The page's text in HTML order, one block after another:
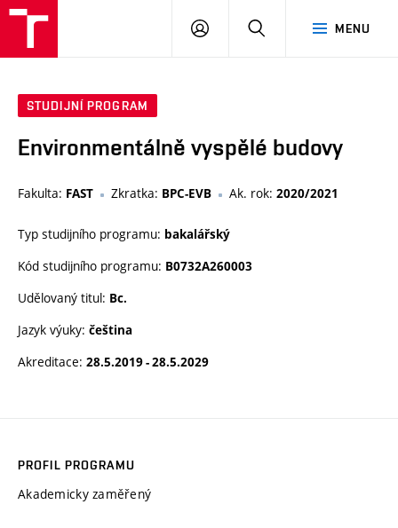
MENU
PŘIHLÁSIT
STUDIJNÍ PROGRAM
Environmentálně vyspělé budovy
Fakulta: FAST Zkratka: BPC-EVB Ak. rok: 2020/2021
Typ studijního programu: bakalářský
Kód studijního programu: B0732A260003
Udělovaný titul: Bc.
Jazyk výuky: čeština
Akreditace: 28.5.2019 - 28.5.2029
PROFIL PROGRAMU
Akademicky zaměřený